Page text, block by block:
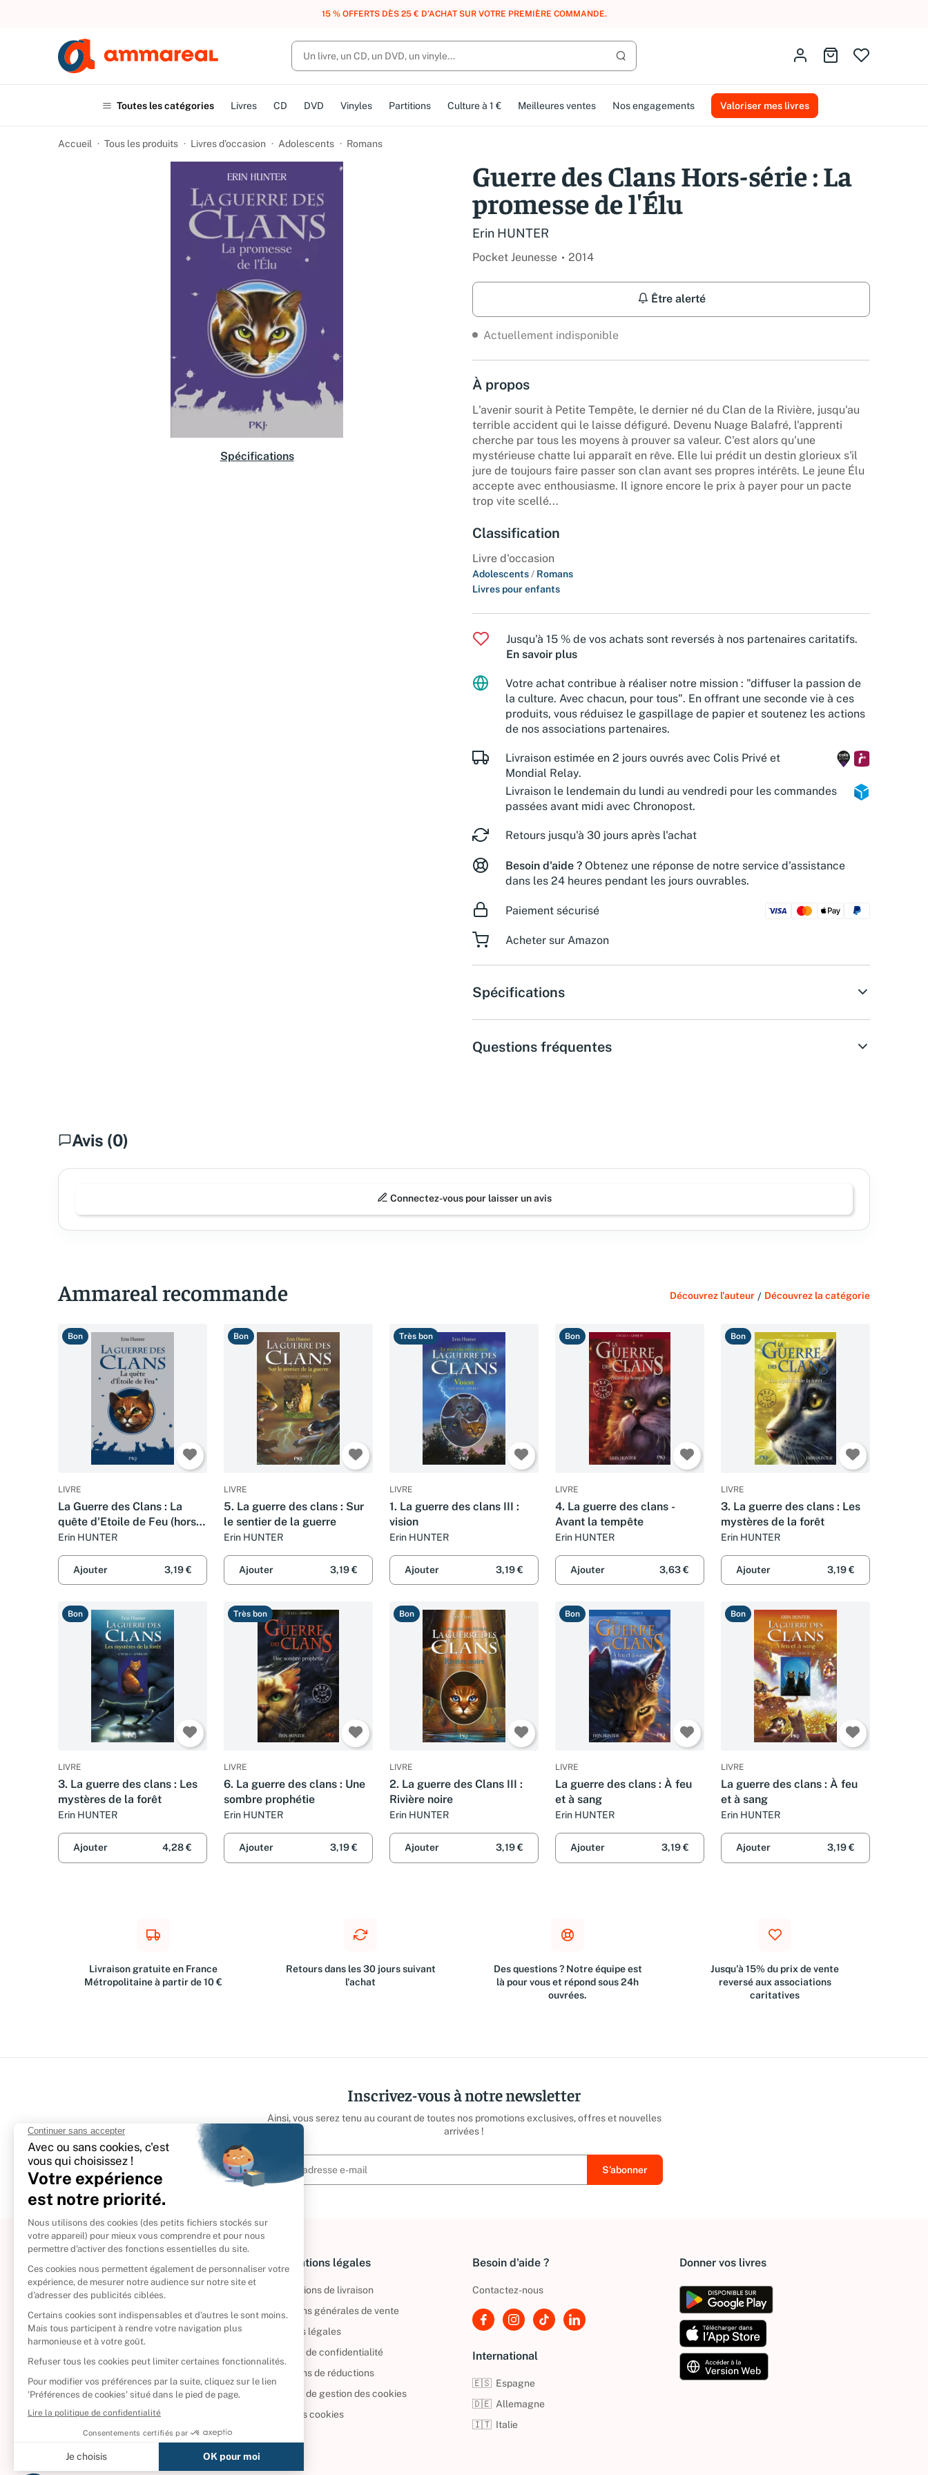
UN ACHAT, DES POINTS, DES RÉCOMPENSES :REJOIGNEZ GRATUITEMENT LE CLUB AMMAREAL.
Lancer la recherche
Identifiez-vousAller au panier
Toutes les catégories Livres CD DVD Vinyles Partitions Culture à 1 € Meilleures ventes Nos engagements Valoriser mes livres
Accueil Tous les produits Livres d’occasion Adolescents Romans
Spécifications
Guerre des Clans Hors-série : La
promesse de l'Élu
Erin HUNTER
Pocket Jeunesse 2014
Être alerté
Actuellement indisponible
À propos
L'avenir sourit à Petite Tempête, le dernier né du Clan de la Rivière, jusqu'au
terrible accident qui le laisse défiguré. Devenu Nuage Balafré, l'apprenti
cherche par tous les moyens à prouver sa valeur. C'est alors qu'une
mystérieuse chatte lui apparaît en rêve. Elle lui prédit un destin glorieux s'il
jure de toujours faire passer son clan avant ses propres intérêts. Le jeune Élu
accepte avec enthousiasme. Il ignore encore le prix à payer pour un pacte
trop vite scellé...
Classification
Livre d'occasion
Adolescents / Romans
Livres pour enfants
Jusqu'à 15 % de vos achats sont reversés à nos partenaires caritatifs.
En savoir plus
Votre achat contribue à réaliser notre mission : "diffuser la passion de
la culture. Avec chacun, pour tous". En offrant une seconde vie à ces
produits, vous réduisez le gaspillage de papier et soutenez les actions
de nos associations partenaires.
Livraison estimée en 2 jours ouvrés avec Colis Privé et
Mondial Relay.
Livraison le lendemain du lundi au vendredi pour les commandes
passées avant midi avec Chronopost.
Retours jusqu'à 30 jours après l'achat
Besoin d'aide ? Obtenez une réponse de notre service d'assistance
dans les 24 heures pendant les jours ouvrables.
Paiement sécurisé
Acheter sur Amazon
Spécifications
Questions fréquentes
Avis (0)
Connectez-vous pour laisser un avis
Ammareal recommande Découvrez l'auteur / Découvrez la catégorie
Bon
LIVRE
La Guerre des Clans : La
quête d'Etoile de Feu (hors-
série)
Erin HUNTER
Ajouter 3,19 €
Bon
LIVRE
5. La guerre des clans : Sur
le sentier de la guerre
Erin HUNTER
Ajouter 3,19 €
Très bon
LIVRE
1. La guerre des clans III :
vision
Erin HUNTER
Ajouter 3,19 €
Bon
LIVRE
4. La guerre des clans -
Avant la tempête
Erin HUNTER
Ajouter 3,63 €
Bon
LIVRE
3. La guerre des clans : Les
mystères de la forêt
Erin HUNTER
Ajouter 3,19 €
Bon
LIVRE
3. La guerre des clans : Les
mystères de la forêt
Erin HUNTER
Ajouter 4,28 €
Très bon
LIVRE
6. La guerre des clans : Une
sombre prophétie
Erin HUNTER
Ajouter 3,19 €
Bon
LIVRE
2. La guerre des Clans III :
Rivière noire
Erin HUNTER
Ajouter 3,19 €
Bon
LIVRE
La guerre des clans : À feu
et à sang
Erin HUNTER
Ajouter 3,19 €
Bon
LIVRE
La guerre des clans : À feu
et à sang
Erin HUNTER
Ajouter 3,19 €
Livraison gratuite en France
Métropolitaine à partir de 10 €
Retours dans les 30 jours suivant
l'achat
Des questions ? Notre équipe est
là pour vous et répond sous 24h
ouvrées.
Jusqu'à 15% du prix de vente
reversé aux associations
caritatives
Inscrivez-vous à notre newsletter
Ainsi, vous serez tenu au courant de toutes nos promotions exclusives, offres et nouvelles
arrivées !
À propos
Politique de retour
Reprendre vos livres
Qui sommes-nous ?
CD d'occasion
DVD d'occasion
Livres d’occasion
Informations légales
Informations de livraison
Conditions générales de vente
Mentions légales
Politique de confidentialité
Conditions de réductions
Politique de gestion des cookies
Gérer vos cookies
Besoin d'aide ?
Contactez-nous
International
🇪🇸 Espagne
🇩🇪 Allemagne
🇮🇹 Italie
Donner vos livres